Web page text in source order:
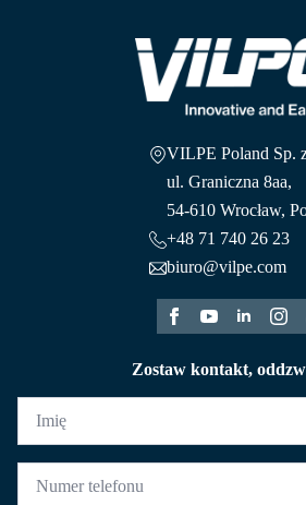
VILPE Poland Sp.
ul. Graniczna 8aa,
54-610 Wrocław,
+48 71 740 26 23
biuro@vilpe.com
Zostaw kontakt,
Imię
Numer
telefonu